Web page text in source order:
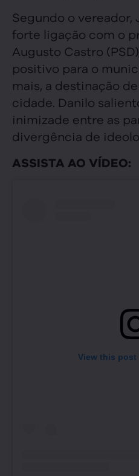
Segundo o vereador,
forte ligação com o
Augusto Castro
positivo para o
mais, a destinação
cidade. Danilo
inimizade entre as
divergência de
ASSISTA AO VÍDEO:
View this post